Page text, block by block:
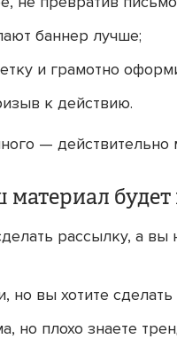
баннер лучше;
и грамотно
к действию.
—
будет
рассылку, а вы
но вы хотите
но плохо знаете